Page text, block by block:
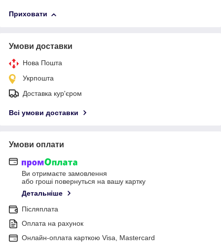
Приховати
Умови доставки
Нова Пошта
Укрпошта
Доставка кур'єром
Всі умови доставки
Умови оплати
Ви отримаєте замовлення
або гроші повернуться на вашу картку
Детальніше
Післяплата
Оплата на рахунок
Онлайн-оплата карткою Visa, Mastercard